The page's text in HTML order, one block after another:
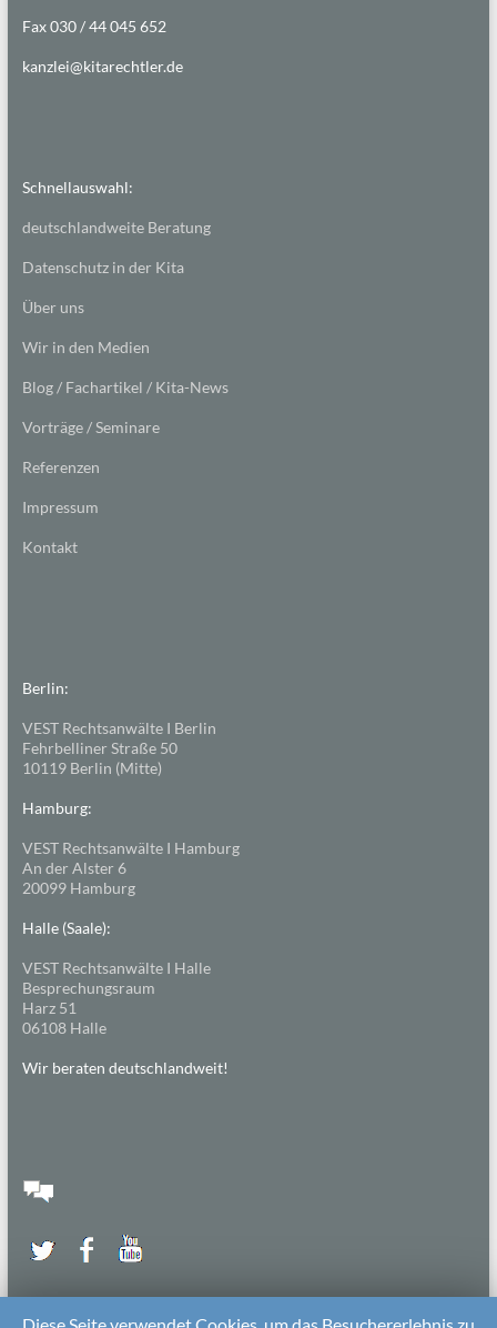
Fax 030 / 44 045 652
kanzlei@kitarechtler.de
Schnellauswahl:
deutschlandweite Beratung
Datenschutz in der Kita
Über uns
Wir in den Medien
Blog / Fachartikel / Kita-News
Vorträge / Seminare
Referenzen
Impressum
Kontakt
Berlin:
VEST Rechtsanwälte I Berlin
Fehrbelliner Straße 50
10119 Berlin (Mitte)
Hamburg:
VEST Rechtsanwälte I Hamburg
An der Alster 6
20099 Hamburg
Halle (Saale):
VEST Rechtsanwälte I Halle
Besprechungsraum
Harz 51
06108 Halle
Wir beraten deutschlandweit!